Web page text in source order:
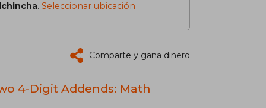
. Seleccionar ubicación
Comparte y gana dinero
4-Digit Addends: Math